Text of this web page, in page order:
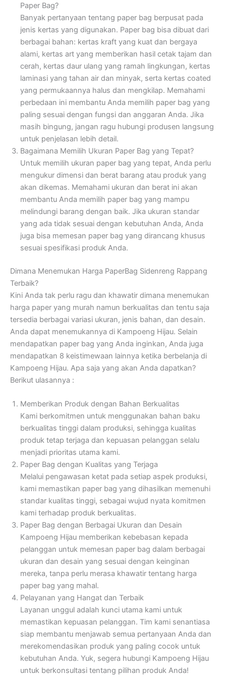
Paper Bag?
Banyak pertanyaan tentang paper bag berpusat pada
jenis kertas yang digunakan. Paper bag bisa dibuat dari
berbagai bahan: kertas kraft yang kuat dan bergaya
alami, kertas art yang memberikan hasil cetak tajam dan
cerah, kertas daur ulang yang ramah lingkungan, kertas
laminasi yang tahan air dan minyak, serta kertas coated
yang permukaannya halus dan mengkilap. Memahami
perbedaan ini membantu Anda memilih paper bag yang
paling sesuai dengan fungsi dan anggaran Anda. Jika
masih bingung, jangan ragu hubungi produsen langsung
untuk penjelasan lebih detail.
Bagaimana Memilih Ukuran Paper Bag yang Tepat?
Untuk memilih ukuran paper bag yang tepat, Anda perlu
mengukur dimensi dan berat barang atau produk yang
akan dikemas. Memahami ukuran dan berat ini akan
membantu Anda memilih paper bag yang mampu
melindungi barang dengan baik. Jika ukuran standar
yang ada tidak sesuai dengan kebutuhan Anda, Anda
juga bisa memesan paper bag yang dirancang khusus
sesuai spesifikasi produk Anda.
Dimana Menemukan Harga PaperBag Sidenreng Rappang
Terbaik?
Kini Anda tak perlu ragu dan khawatir dimana menemukan
harga paper yang murah namun berkualitas dan tentu saja
tersedia berbagai variasi ukuran, jenis bahan, dan desain.
Anda dapat menemukannya di Kampoeng Hijau. Selain
mendapatkan paper bag yang Anda inginkan, Anda juga
mendapatkan 8 keistimewaan lainnya ketika berbelanja di
Kampoeng Hijau. Apa saja yang akan Anda dapatkan?
Berikut ulasannya :
Memberikan Produk dengan Bahan Berkualitas
Kami berkomitmen untuk menggunakan bahan baku
berkualitas tinggi dalam produksi, sehingga kualitas
produk tetap terjaga dan kepuasan pelanggan selalu
menjadi prioritas utama kami.
Paper Bag dengan Kualitas yang Terjaga
Melalui pengawasan ketat pada setiap aspek produksi,
kami memastikan paper bag yang dihasilkan memenuhi
standar kualitas tinggi, sebagai wujud nyata komitmen
kami terhadap produk berkualitas.
Paper Bag dengan Berbagai Ukuran dan Desain
Kampoeng Hijau memberikan kebebasan kepada
pelanggan untuk memesan paper bag dalam berbagai
ukuran dan desain yang sesuai dengan keinginan
mereka, tanpa perlu merasa khawatir tentang harga
paper bag yang mahal.
Pelayanan yang Hangat dan Terbaik
Layanan unggul adalah kunci utama kami untuk
memastikan kepuasan pelanggan. Tim kami senantiasa
siap membantu menjawab semua pertanyaan Anda dan
merekomendasikan produk yang paling cocok untuk
kebutuhan Anda. Yuk, segera hubungi Kampoeng Hijau
untuk berkonsultasi tentang pilihan produk Anda!